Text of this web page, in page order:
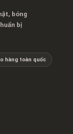
bóng
bị
hàng toàn quốc